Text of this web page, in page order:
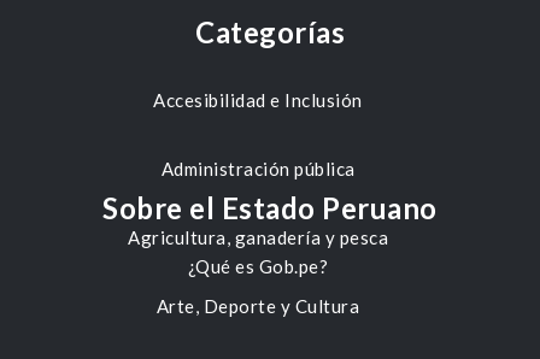
Categorías
Accesibilidad e Inclusión
Administración pública
Agricultura, ganadería y pesca
Arte, Deporte y Cultura
Sobre el Estado Peruano
¿Qué es Gob.pe?